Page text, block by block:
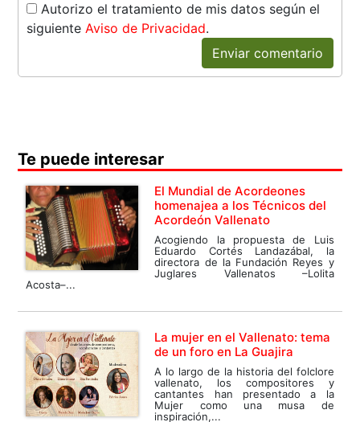
Autorizo el tratamiento de mis datos según el
siguienteAviso de Privacidad.
Enviar comentario
Te puede interesar
El Mundial de Acordeones
homenajea a los Técnicos del
Acordeón Vallenato
Acogiendo la propuesta de Luis
Eduardo Cortés Landazábal, la
directora de la Fundación Reyes y
Juglares Vallenatos –Lolita
Acosta–...
La mujer en el Vallenato: tema
de un foro en La Guajira
A lo largo de la historia del folclore
vallenato, los compositores y
cantantes han presentado a la
Mujer como una musa de
inspiración,...